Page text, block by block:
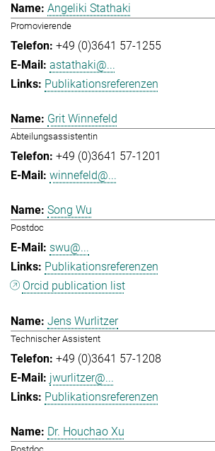
Angeliki Stathaki
Promovierende
+49 (0)3641 57-1255
astathaki@...
Publikationsreferenzen
Grit Winnefeld
Abteilungsassistentin
+49 (0)3641 57-1201
winnefeld@...
Song Wu
Postdoc
swu@...
Publikationsreferenzen
Orcid publication list
Jens Wurlitzer
Technischer Assistent
+49 (0)3641 57-1208
jwurlitzer@...
Publikationsreferenzen
Dr. Houchao Xu